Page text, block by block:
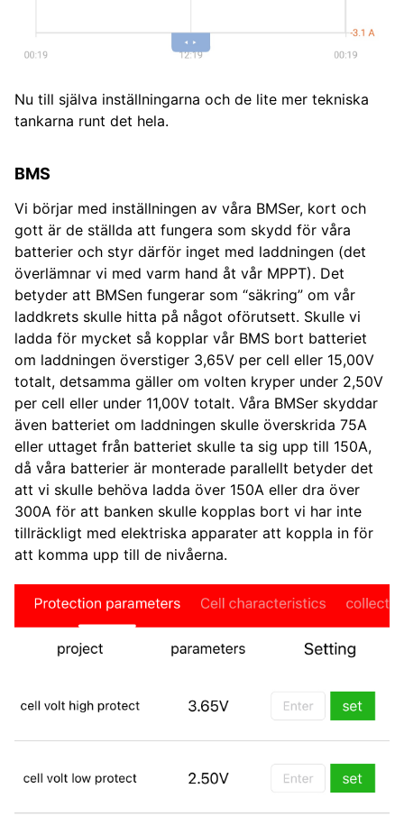
Nu till själva inställningarna och de lite mer tekniska
tankarna runt det hela.
BMS
Vi börjar med inställningen av våra BMSer, kort och
gott är de ställda att fungera som skydd för våra
batterier och styr därför inget med laddningen (det
överlämnar vi med varm hand åt vår MPPT). Det
betyder att BMSen fungerar som “säkring” om vår
laddkrets skulle hitta på något oförutsett. Skulle vi
ladda för mycket så kopplar vår BMS bort batteriet
om laddningen överstiger 3,65V per cell eller 15,00V
totalt, detsamma gäller om volten kryper under 2,50V
per cell eller under 11,00V totalt. Våra BMSer skyddar
även batteriet om laddningen skulle överskrida 75A
eller uttaget från batteriet skulle ta sig upp till 150A,
då våra batterier är monterade parallellt betyder det
att vi skulle behöva ladda över 150A eller dra över
300A för att banken skulle kopplas bort vi har inte
tillräckligt med elektriska apparater att koppla in för
att komma upp till de nivåerna.